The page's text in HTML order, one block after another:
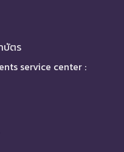
บัตร
service center :